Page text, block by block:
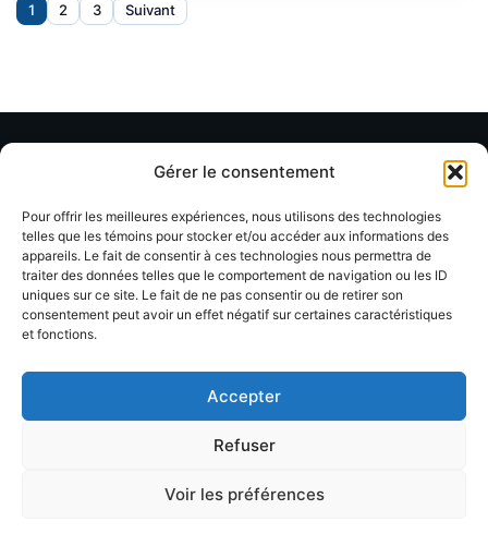
Gérer le consentement
Pour offrir les meilleures expériences, nous utilisons des technologies
telles que les témoins pour stocker et/ou accéder aux informations des
appareils. Le fait de consentir à ces technologies nous permettra de
traiter des données telles que le comportement de navigation ou les ID
uniques sur ce site. Le fait de ne pas consentir ou de retirer son
consentement peut avoir un effet négatif sur certaines caractéristiques
et fonctions.
Accepter
Refuser
Voir les préférences
1 2 3 Suivant
Annuaire
membres
Devenir
membre
À propos
FAQ
Formations
Contact
Facebook
Linkedin
© 2026 LACOP Tous droits réservés | propulsé par